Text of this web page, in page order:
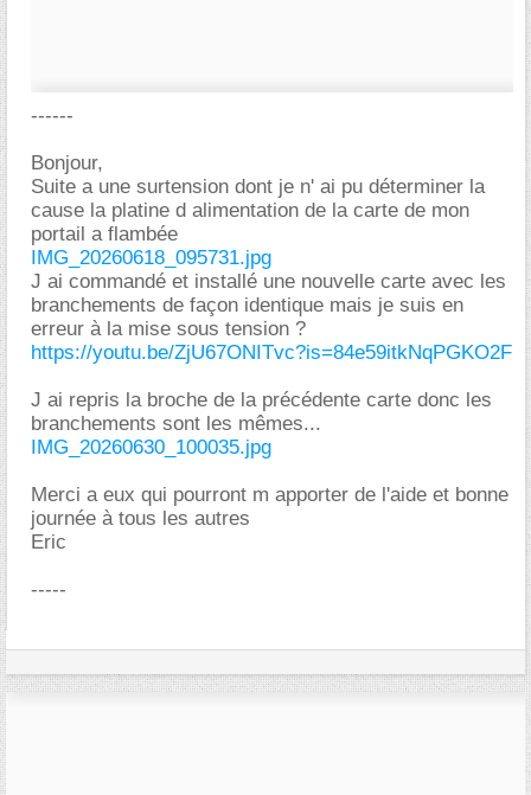
------
Bonjour,
Suite a une surtension dont je n' ai pu déterminer la
cause la platine d alimentation de la carte de mon
portail a flambée
IMG_20260618_095731.jpg
J ai commandé et installé une nouvelle carte avec les
branchements de façon identique mais je suis en
erreur à la mise sous tension ?
https://youtu.be/ZjU67ONITvc?is=84e59itkNqPGKO2F
J ai repris la broche de la précédente carte donc les
branchements sont les mêmes...
IMG_20260630_100035.jpg
Merci a eux qui pourront m apporter de l'aide et bonne
journée à tous les autres
Eric
-----